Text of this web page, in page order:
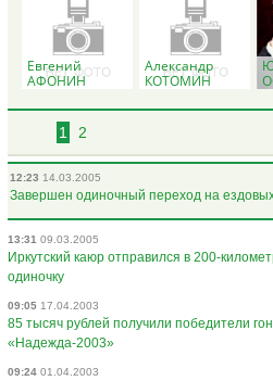
Евгений
АФОНИН
Александр
КОТОМИН
1 2
12:23 14.03.2005
Завершен одиночный переход на
13:31 09.03.2005
Иркутский каюр отправился в 200-
одиночку
09:05 17.04.2003
85 тысяч рублей получили победители
«Надежда-2003»
09:24 01.04.2003